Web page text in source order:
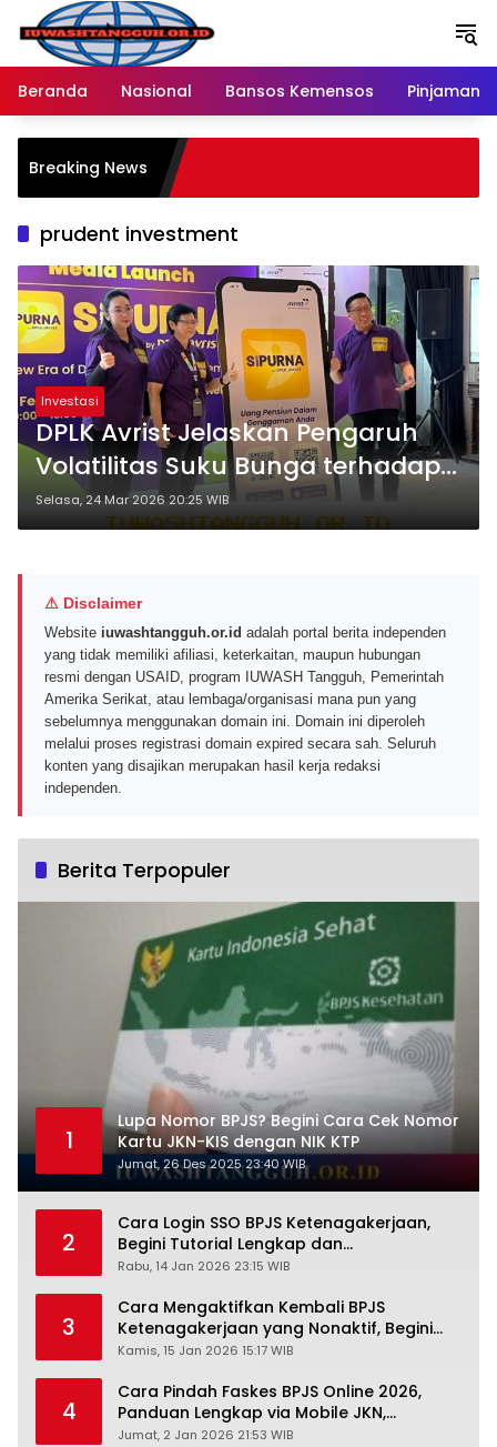
Langsung
konten
Beranda
Nasional Bansos Kemensos Pinjaman
Breaking News
prudent investment
Investasi
DPLK Avrist Jelaskan Pengaruh
Volatilitas Suku Bunga terhadap
Obligasi yang Diterbitkan
Selasa, 24 Mar 2026 20:25 WIB
⚠ Disclaimer
Website iuwashtangguh.or.id adalah portal berita independen
yang tidak memiliki afiliasi, keterkaitan, maupun hubungan
resmi dengan USAID, program IUWASH Tangguh, Pemerintah
Amerika Serikat, atau lembaga/organisasi mana pun yang
sebelumnya menggunakan domain ini. Domain ini diperoleh
melalui proses registrasi domain expired secara sah. Seluruh
konten yang disajikan merupakan hasil kerja redaksi
independen.
Berita Terpopuler
1
Lupa Nomor BPJS? Begini Cara Cek Nomor
Kartu JKN-KIS dengan NIK KTP
Jumat, 26 Des 2025 23:40 WIB
2
Cara Login SSO BPJS Ketenagakerjaan,
Begini Tutorial Lengkap dan
Pengertiannya
Rabu, 14 Jan 2026 23:15 WIB
3
Cara Mengaktifkan Kembali BPJS
Ketenagakerjaan yang Nonaktif, Begini
Panduan Lengkapnya
Kamis, 15 Jan 2026 15:17 WIB
4
Cara Pindah Faskes BPJS Online 2026,
Panduan Lengkap via Mobile JKN,
PANDAWA & Offiline Kantor Cabang
Jumat, 2 Jan 2026 21:53 WIB